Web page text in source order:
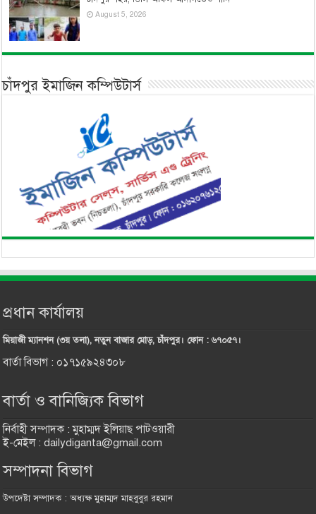
August 5, 2026
চাঁদপুর ইমাজিন কম্পিউটার্স
প্রধান কার্যালয়
মিয়াজী ম্যানশন (৩য় তলা), নতুন বাজার মোড়, চাঁদপুর। ফোন : ৬৭০৫৭।
বার্তা বিভাগ : ০১৭১৫৯২৪৩০৮
বার্তা ও বানিজ্যিক বিভাগ
নির্বাহী সম্পাদক : মুহাম্মদ ইলিয়াছ পাটওয়ারী
ই-মেইল : dailydiganta@gmail.com
সম্পাদনা বিভাগ
উপদেষ্টা সম্পাদক : অধ্যক্ষ মুহাম্মদ মাহবুবুর রহমান